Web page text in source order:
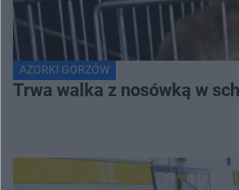
AZORKI GORZÓW
Trwa walka z nosówką w